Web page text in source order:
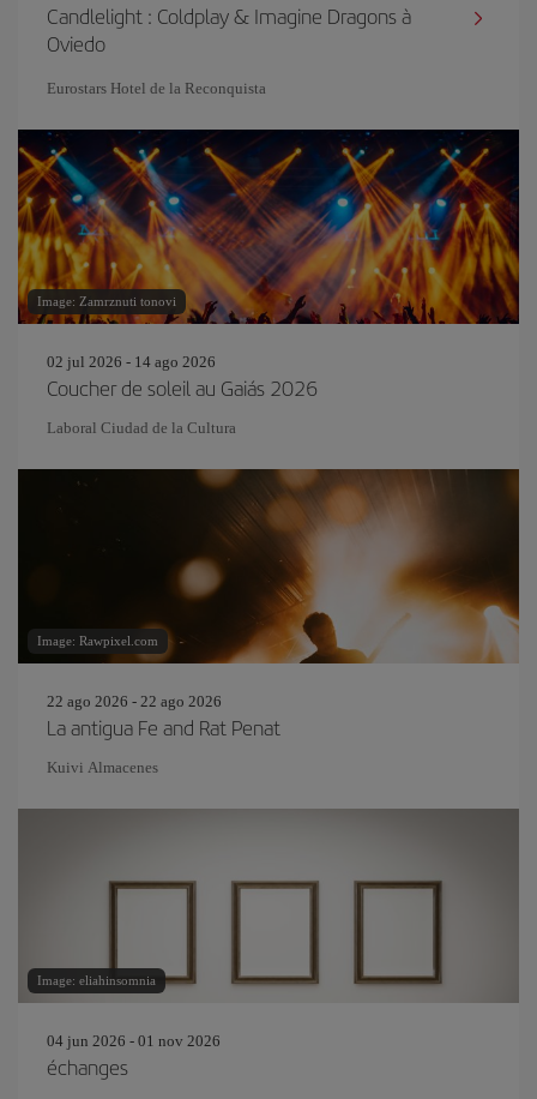
Candlelight : Coldplay & Imagine Dragons à
Oviedo
Eurostars Hotel de la Reconquista
Image: Zamrznuti tonovi
02 jul 2026 - 14 ago 2026
Coucher de soleil au Gaiás 2026
Laboral Ciudad de la Cultura
Image: Rawpixel.com
22 ago 2026 - 22 ago 2026
La antigua Fe and Rat Penat
Kuivi Almacenes
Image: eliahinsomnia
04 jun 2026 - 01 nov 2026
échanges